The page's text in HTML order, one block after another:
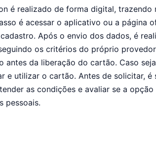
é realizado de forma digital, trazendo
é acessar o aplicativo ou a página
Após o envio dos dados, é
os critérios do próprio
antes da liberação do cartão. Caso
e utilizar o cartão. Antes de solicitar, é
as condições e avaliar se a
pessoais.